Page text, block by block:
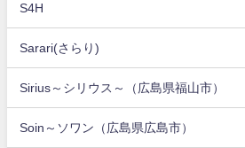
S4H
Sarari(さらり)
Sirius～シリウス～（広島県福山市）
Soin～ソワン（広島県広島市）